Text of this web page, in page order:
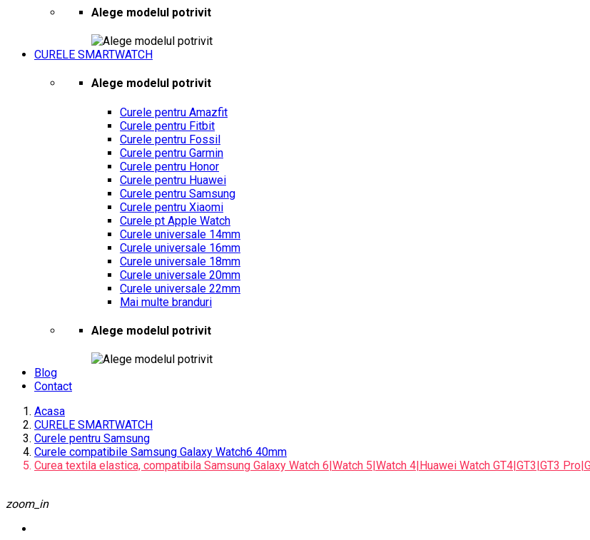
Alege modelul potrivit
CURELE SMARTWATCH
Alege modelul potrivit
Curele pentru Amazfit
Curele pentru Fitbit
Curele pentru Fossil
Curele pentru Garmin
Curele pentru Honor
Curele pentru Huawei
Curele pentru Samsung
Curele pentru Xiaomi
Curele pt Apple Watch
Curele universale 14mm
Curele universale 16mm
Curele universale 18mm
Curele universale 20mm
Curele universale 22mm
Mai multe branduri
Alege modelul potrivit
Blog
Contact
Acasa
CURELE SMARTWATCH
Curele pentru Samsung
Curele compatibile Samsung Galaxy Watch6 40mm
Curea textila elastica, compatibila Samsung Galaxy Watch 6|Watch 5|Watch 4|Huawei Watch GT4|GT3|GT3
zoom_in